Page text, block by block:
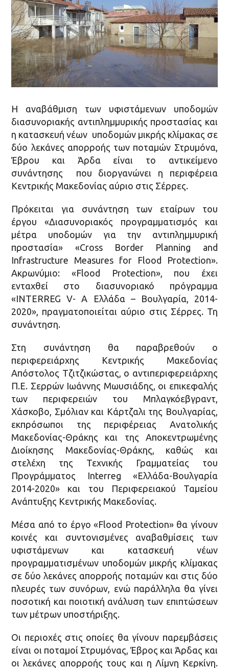
Η αναβάθμιση των υφιστάμενων υποδομών
διασυνοριακής αντιπλημμυρικής προστασίας και
η κατασκευή νέων υποδομών μικρής κλίμακας σε
δύο λεκάνες απορροής των ποταμών Στρυμόνα,
Έβρου και Άρδα είναι το αντικείμενο
συνάντησης που διοργανώνει η περιφέρεια
Κεντρικής Μακεδονίας αύριο στις Σέρρες.
Πρόκειται για συνάντηση των εταίρων του
έργου «Διασυνοριακός προγραμματισμός και
μέτρα υποδομών για την αντιπλημμυρική
προστασία» «Cross Border Planning and
Infrastructure Measures for Flood Protection».
Ακρωνύμιο: «Flood Protection», που έχει
ενταχθεί στο διασυνοριακό πρόγραμμα
«ΙNTERREG V- A Ελλάδα – Βουλγαρία, 2014-
2020», πραγματοποιείται αύριο στις Σέρρες. Τη
συνάντηση.
Στη συνάντηση θα παραβρεθούν ο
περιφερειάρχης Κεντρικής Μακεδονίας
Απόστολος Τζιτζικώστας, ο αντιπεριφερειάρχης
Π.Ε. Σερρών Ιωάννης Μωυσιάδης, οι επικεφαλής
των περιφερειών του Μπλαγκόεβγραντ,
Χάσκοβο, Σμόλιαν και Κάρτζαλι της Βουλγαρίας,
εκπρόσωποι της περιφέρειας Ανατολικής
Μακεδονίας-Θράκης και της Αποκεντρωμένης
Διοίκησης Μακεδονίας-Θράκης, καθώς και
στελέχη της Τεχνικής Γραμματείας του
Προγράμματος Interreg «Ελλάδα-Βουλγαρία
2014-2020» και του Περιφερειακού Ταμείου
Ανάπτυξης Κεντρικής Μακεδονίας.
Μέσα από το έργο «Flood Protection» θα γίνουν
κοινές και συντονισμένες αναβαθμίσεις των
υφιστάμενων και κατασκευή νέων
προγραμματισμένων υποδομών μικρής κλίμακας
σε δύο λεκάνες απορροής ποταμών και στις δύο
πλευρές των συνόρων, ενώ παράλληλα θα γίνει
ποσοτική και ποιοτική ανάλυση των επιπτώσεων
των μέτρων υποστήριξης.
Οι περιοχές στις οποίες θα γίνουν παρεμβάσεις
είναι οι ποταμοί Στρυμόνας, Έβρος και Άρδας και
οι λεκάνες απορροής τους και η Λίμνη Κερκίνη.